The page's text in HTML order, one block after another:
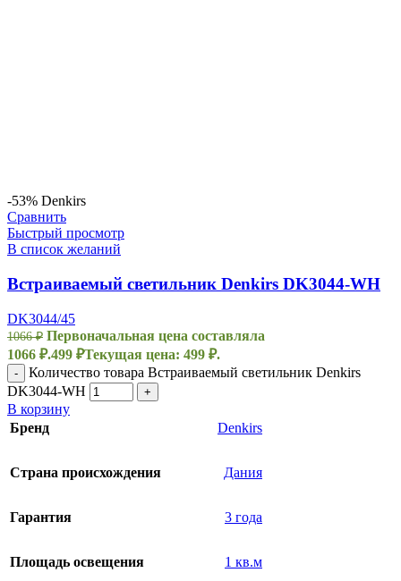
-53% Denkirs
Сравнить
Быстрый просмотр
В список желаний
Встраиваемый светильник Denkirs DK3044-WH
DK3044/45
1066₽ Первоначальная цена составляла
1066 ₽.499 ₽Текущая цена: 499 ₽.
-
Количество товара Встраиваемый светильник Denkirs
DK3044-WH
+
В корзину
Бренд
Denkirs
Страна происхождения Дания
Гарантия 3 года
Площадь освещения 1 кв.м